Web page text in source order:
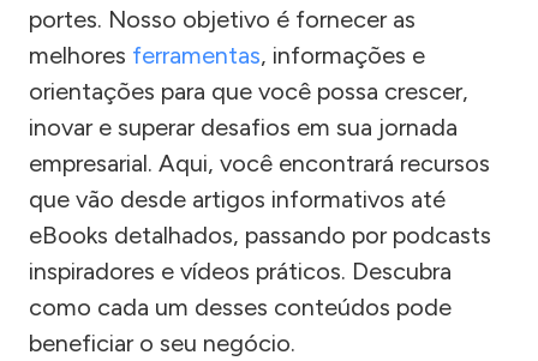
portes. Nosso objetivo é fornecer as
melhores ferramentas, informações e
orientações para que você possa crescer,
inovar e superar desafios em sua jornada
empresarial. Aqui, você encontrará recursos
que vão desde artigos informativos até
eBooks detalhados, passando por podcasts
inspiradores e vídeos práticos. Descubra
como cada um desses conteúdos pode
beneficiar o seu negócio.